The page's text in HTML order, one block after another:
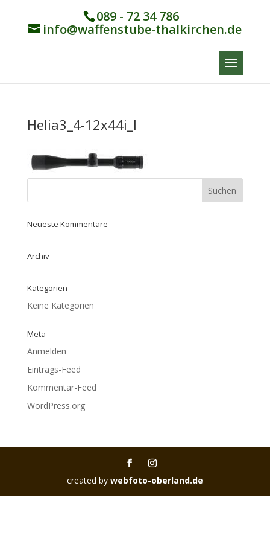
089 - 72 34 786
info@waffenstube-thalkirchen.de
Helia3_4-12x44i_I
Neueste Kommentare
Archiv
Kategorien
Keine Kategorien
Meta
Anmelden
Eintrags-Feed
Kommentar-Feed
WordPress.org
created by webfoto-oberland.de